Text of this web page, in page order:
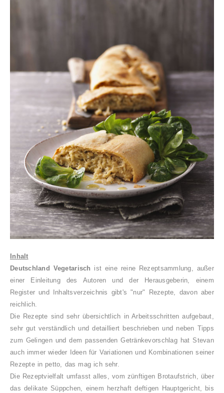
Inhalt
Deutschland Vegetarisch ist eine reine Rezeptsammlung, außer
einer Einleitung des Autoren und der Herausgeberin, einem
Register und Inhaltsverzeichnis gibt's "nur" Rezepte, davon aber
reichlich.
Die Rezepte sind sehr übersichtlich in Arbeitsschritten aufgebaut,
sehr gut verständlich und detailliert beschrieben und neben Tipps
zum Gelingen und dem passenden Getränkevorschlag hat Stevan
auch immer wieder Ideen für Variationen und Kombinationen seiner
Rezepte in petto, das mag ich sehr.
Die Rezeptvielfalt umfasst alles, vom zünftigen Brotaufstrich, über
das delikate Süppchen, einem herzhaft deftigen Hauptgericht, bis